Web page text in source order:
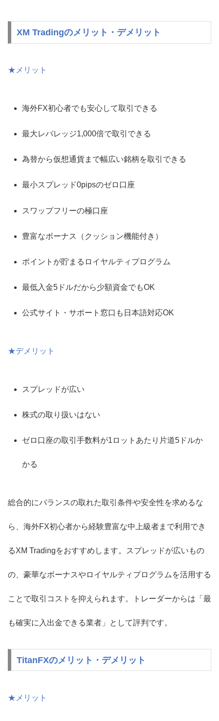
XM Tradingのメリット・デメリット
★メリット
海外FX初心者でも安心して取引できる
最大レバレッジ1,000倍で取引できる
為替から仮想通貨まで幅広い銘柄を取引できる
最小スプレッド0pipsのゼロ口座
スワップフリーの極口座
豊富なボーナス（クッション機能付き）
ポイントが貯まるロイヤルティプログラム
最低入金5ドルだから少額資金でもOK
公式サイト・サポート窓口も日本語対応OK
★デメリット
スプレッドが広い
株式の取り扱いはない
ゼロ口座の取引手数料が1ロットあたり片道5ドルか
かる
総合的にバランスの取れた取引条件や安全性を求めるな
ら、海外FX初心者から経験豊富な中上級者まで利用でき
るXM Tradingをおすすめします。スプレッドが広いもの
の、豪華なボーナスやロイヤルティプログラムを活用する
ことで取引コストを抑えられます。トレーダーからは「最
も確実に入出金できる業者」として評判です。
TitanFXのメリット・デメリット
★メリット